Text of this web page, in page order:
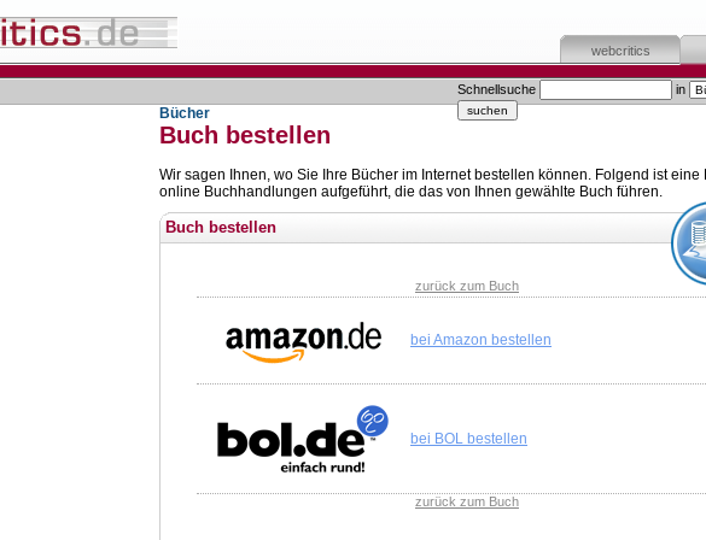
webcritics
Schnellsuche in
Bücher
Buch bestellen
Wir sagen Ihnen, wo Sie Ihre Bücher im Internet bestellen können. Folgend ist eine
online Buchhandlungen aufgeführt, die das von Ihnen gewählte Buch führen.
Buch bestellen
zurück zum Buch
bei Amazon bestellen
bei BOL bestellen
zurück zum Buch